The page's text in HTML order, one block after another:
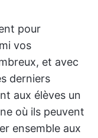
pour
vos
et avec
derniers
aux élèves un
où ils peuvent
ensemble aux